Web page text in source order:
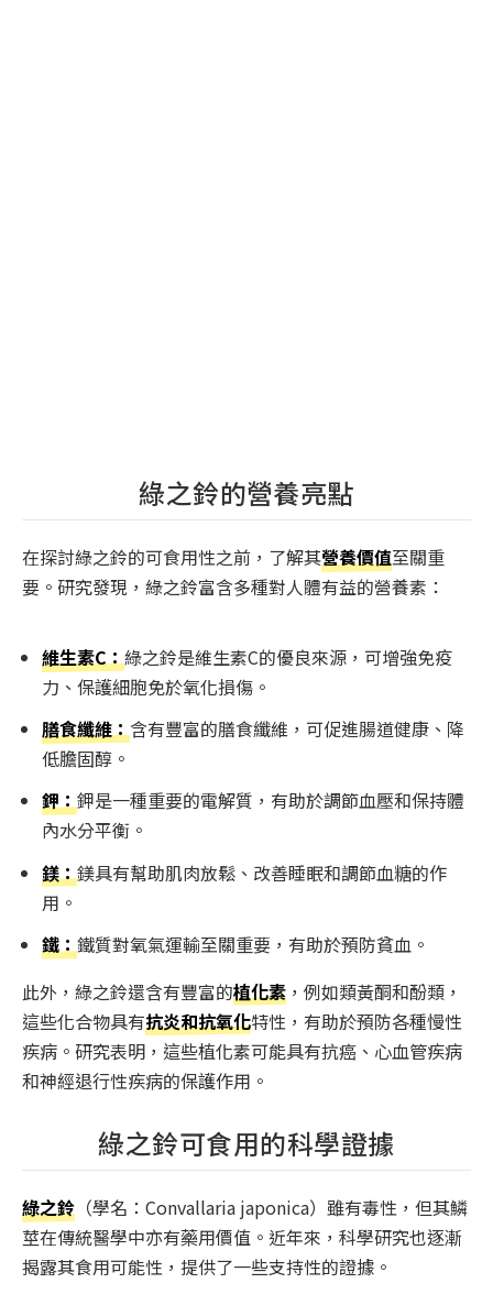
綠之鈴的營養亮點
在探討綠之鈴的可食用性之前，了解其營養價值至關重
要。研究發現，綠之鈴富含多種對人體有益的營養素：
維生素C：綠之鈴是維生素C的優良來源，可增強免疫
力、保護細胞免於氧化損傷。
膳食纖維：含有豐富的膳食纖維，可促進腸道健康、降
低膽固醇。
鉀：鉀是一種重要的電解質，有助於調節血壓和保持體
內水分平衡。
鎂：鎂具有幫助肌肉放鬆、改善睡眠和調節血糖的作
用。
鐵：鐵質對氧氣運輸至關重要，有助於預防貧血。
此外，綠之鈴還含有豐富的植化素 ，例如類黃酮和酚類，
這些化合物具有抗炎和抗氧化特性，有助於預防各種慢性
疾病。研究表明，這些植化素可能具有抗癌、心血管疾病
和神經退行性疾病的保護作用。
綠之鈴可食用的科學證據
綠之鈴 （學名： Convallaria japonica）雖有毒性，但其鱗
莖在傳統醫學中亦有藥用價值。近年來，科學研究也逐漸
揭露其食用可能性，提供了一些支持性的證據。